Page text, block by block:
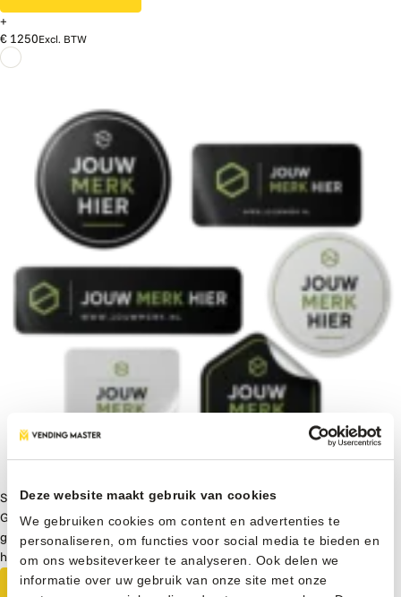
Deze website maakt gebruik van cookies
We gebruiken cookies om content en advertenties te
personaliseren, om functies voor social media te bieden en
om ons websiteverkeer te analyseren. Ook delen we
informatie over uw gebruik van onze site met onze
+
€ 1250Excl. BTW
Stickers op automaat
Geef jouw vendingautomaat een unieke uitstraling met
gepersonaliseerde stickers in jouw huisstijl. Ideaal voor branding,
herkenbaarheid en extra aandacht op locatie.
Meer informatie